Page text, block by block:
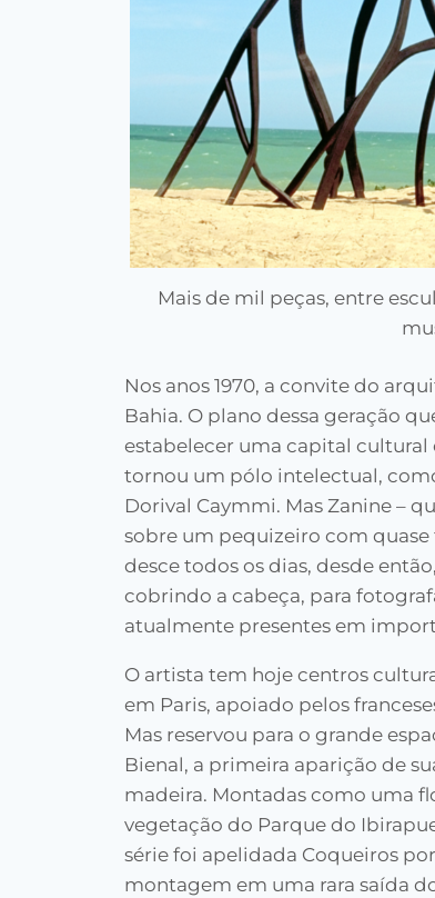
Mais de mil peças, entre
Nos anos 1970, a convite do
Bahia. O plano dessa geração
estabelecer uma capital cultural
tornou um pólo intelectual,
Dorival Caymmi. Mas Zanine –
sobre um pequizeiro com
desce todos os dias, desde
cobrindo a cabeça, para
atualmente presentes em
O artista tem hoje centros
em Paris, apoiado pelos
Mas reservou para o grande
Bienal, a primeira aparição de
madeira. Montadas como uma
vegetação do Parque do
série foi apelidada Coqueiros
montagem em uma rara saída